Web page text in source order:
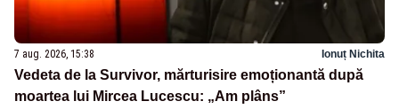
7 aug. 2026, 15:38 Ionuț Nichita
Vedeta de la Survivor, mărturisire emoționantă după
moartea lui Mircea Lucescu: „Am plâns”